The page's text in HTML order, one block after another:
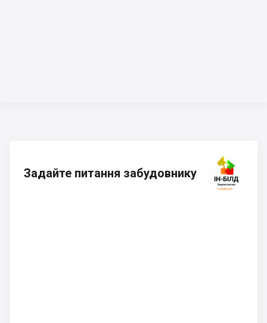
Задайте питання забудовнику